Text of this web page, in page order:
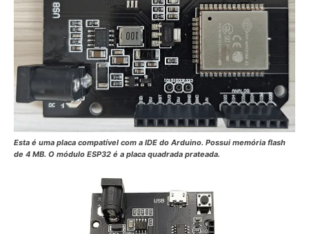
Esta é uma placa compatível com a IDE do Arduino. Possui memória flash
de 4 MB. O módulo ESP32 é a placa quadrada prateada.